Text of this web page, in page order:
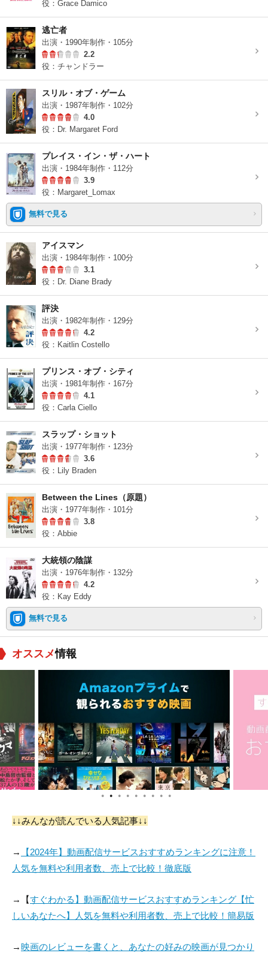
役：Grace Damico
逃亡者
出演・1990年制作・105分
2.2
役：チャンドラー
スリル・オブ・ゲーム
出演・1987年制作・102分
4.0
役：Dr. Margaret Ford
プレイス・イン・ザ・ハート
出演・1984年制作・112分
3.9
役：Margaret_Lomax
無料で見る
アイスマン
出演・1984年制作・100分
3.1
役：Dr. Diane Brady
評決
出演・1982年制作・129分
4.2
役：Kaitlin Costello
プリンス・オブ・シティ
出演・1981年制作・167分
4.1
役：Carla Ciello
スラップ・ショット
出演・1977年制作・123分
3.6
役：Lily Braden
Between the Lines（原題）
出演・1977年制作・101分
3.8
役：Abbie
大統領の陰謀
出演・1976年制作・132分
4.2
役：Kay Eddy
無料で見る
オススメ情報
● ● ● ● ● ● ● ● ●
↓↓みんなが読んでいる人気記事↓↓
→
【2024年】動画配信サービスおすすめランキングに注意！
人気を無料や利用者数、売上で比較！徹底版
→【すぐわかる】動画配信サービスおすすめランキング【忙
しいあなたへ】人気を無料や利用者数、売上で比較！簡易版
→映画のレビューを書くと、あなたの好みの映画が見つかり